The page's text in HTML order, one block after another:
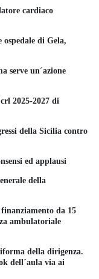
cardiaco
ospedale di Gela,
serve un´azione
2025-2027 di
della Sicilia contro
ed applausi
della
da 15
ambulatoriale
della dirigenza.
dell´aula via ai